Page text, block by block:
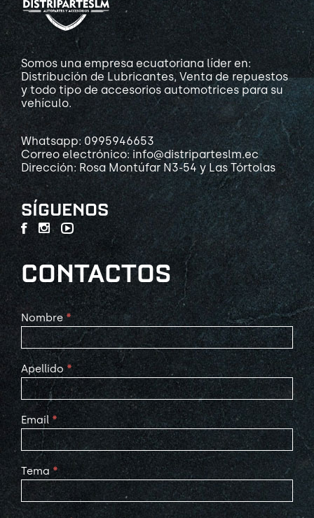
Somos una empresa ecuatoriana líder en:
Distribución de Lubricantes, Venta de repuestos
y todo tipo de accesorios automotrices para su
vehículo.
Whatsapp: 0995946653
Correo electrónico: info@distriparteslm.ec
Dirección: Rosa Montúfar N3-54 y Las Tórtolas
SÍGUENOS
CONTACTOS
Contact
Us
Nombre *
Apellido *
Email *
Tema *